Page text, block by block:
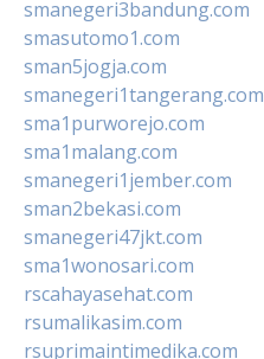
smanegeri3bandung.com
smasutomo1.com
sman5jogja.com
smanegeri1tangerang.com
sma1purworejo.com
sma1malang.com
smanegeri1jember.com
sman2bekasi.com
smanegeri47jkt.com
sma1wonosari.com
rscahayasehat.com
rsumalikasim.com
rsuprimaintimedika.com